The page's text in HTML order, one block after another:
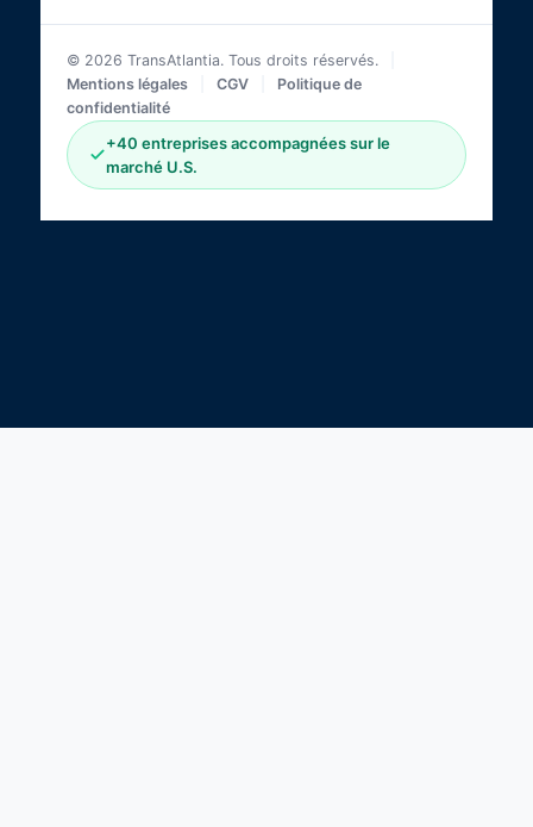
© 2026 TransAtlantia. Tous droits réservés.
Mentions légales
CGV
Politique de
confidentialité
+40 entreprises accompagnées sur le
marché U.S.